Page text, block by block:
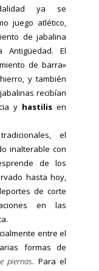
ya se
juego atlético,
de jabalina
El
de barra»
y también
recibían
y hastilis en
el
inalterable con
de los
hasta hoy,
de corte
en las
entre el
formas de
piernas. Para el